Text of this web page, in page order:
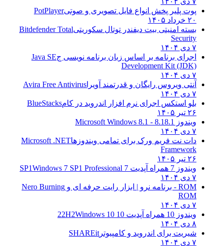
پوت پلیر پخش انواع فایل تصویری و صوتیPotPlayer
۲۰ خرداد ۱۴۰۵
بسته امنیتی بیت دیفندر توتال سکوریتیBitdefender Total
Security
۷ دی ۱۴۰۴
اجرای برنامه بر اساس زبان برنامه نویسی جJava SE
Development Kit (JDK)
۷ دی ۱۴۰۴
آنتی ویروس رایگان و قدرتمند آویرا Avira Free Antivirus
۷ دی ۱۴۰۴
بلو استکس اجرای نرم افزار اندروید در کامBlueStacks
۲۶ تیر ۱۴۰۵
ویندوز 8.1
8.1 - Microsoft Windows 8.1
۷ دی ۱۴۰۴
دات نت فریم ورک برای تمامی ویندوزهاMicrosoft .NET
Framework
۲۶ تیر ۱۴۰۵
ویندوز 7 همراه آپدیت 7 SP1
Windows 7 SP1 Professional
۷ دی ۱۴۰۴
ROM - برنامه نرو | ابزار رایت حرفه ای و
Nero Burning
ROM
۷ دی ۱۴۰۴
ویندوز 10 همراه آپدیت 10 22H2
Windows 10
۸ دی ۱۴۰۴
شیریت برای اندروید و کامپیوتر SHAREit
۷ دی ۱۴۰۴